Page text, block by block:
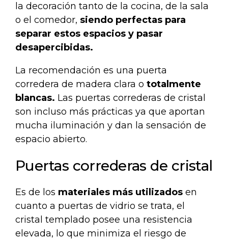
la decoración tanto de la cocina, de la sala
o el comedor, siendo perfectas para
separar estos espacios y pasar
desapercibidas.
La recomendación es una puerta
corredera de madera clara o totalmente
blancas. Las puertas correderas de cristal
son incluso más prácticas ya que aportan
mucha iluminación y dan la sensación de
espacio abierto.
Puertas correderas de cristal
Es de los materiales más utilizados en
cuanto a puertas de vidrio se trata, el
cristal templado posee una resistencia
elevada, lo que minimiza el riesgo de